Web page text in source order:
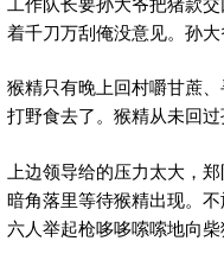
着千刀万刮俺没意见。孙
猴精只有晚上回村嚼甘蔗
打野食去了。猴精从未回
上边领导给的压力太大，
暗角落里等待猴精出现。
六人举起枪哆哆嗦嗦地向柴